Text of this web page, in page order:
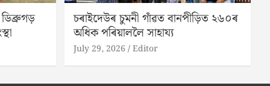
চৰাইদেউৰ চুমনী গাঁৱত বানপীড়িত ২৬০ৰ
অধিক পৰিয়াললৈ সাহায্য
July 29, 2026 Editor